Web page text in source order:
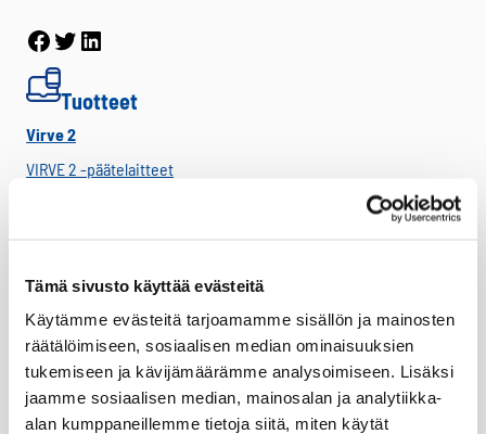
Tämä sivusto käyttää evästeitä
Käytämme evästeitä tarjoamamme sisällön ja mainosten
räätälöimiseen, sosiaalisen median ominaisuuksien
tukemiseen ja kävijämäärämme analysoimiseen. Lisäksi
jaamme sosiaalisen median, mainosalan ja analytiikka-
alan kumppaneillemme tietoja siitä, miten käytät
Tuotteet
Virve 2
VIRVE 2 -päätelaitteet
Drone -lisätarvikkeet
LTE HF-Lisälaitteet
Kantovarusteet